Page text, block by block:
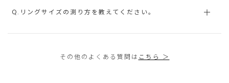
Q.リングサイズの測り方を教えてください。
その他のよくある質問は こちら ＞